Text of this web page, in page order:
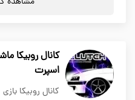
کانال روبیکا
اسپرت
کانال روبیکا بازی